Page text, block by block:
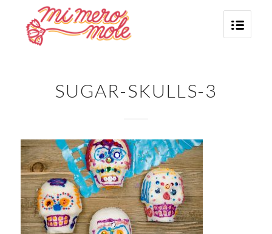
SUGAR-SKULLS-3